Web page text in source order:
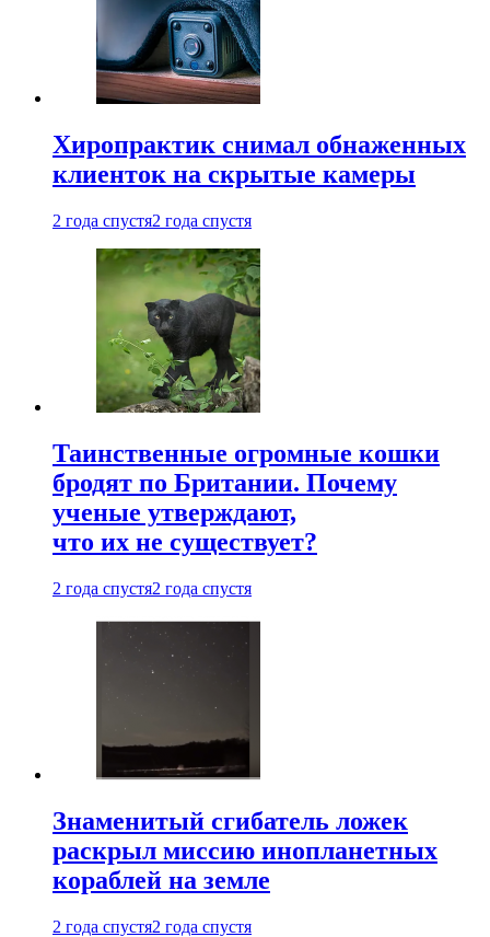
Хиропрактик снимал обнаженных
клиенток на скрытые камеры
2 года спустя2 года спустя
Таинственные огромные кошки
бродят по Британии. Почему
ученые утверждают,
что их не существует?
2 года спустя2 года спустя
Знаменитый сгибатель ложек
раскрыл миссию инопланетных
кораблей на земле
2 года спустя2 года спустя